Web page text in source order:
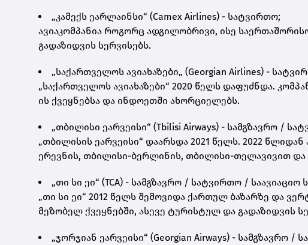
„კამექს ეარლაინსი“ (Camex Airlines) - სატვირთო;
ავიაკომპანია როგორც ადგილობრივი, ისე
გადაზიდვის სერვისებს.
„საქართველოს ავიახაზები„ (Georgian Airlines) -
„საქართველოს ავიახაზები“ 2020 წელს დაფუძნდა.
ის ქვეყნებსა და ინდოეთში ახორციელებს.
„თბილისი ეარვეისი“ (Tbilisi Airways) - სამგზავრო /
„თბილისის ეარვეისი“ დაარსდა 2021 წელს. 2022
ერევნის, თბილისი-ბერლინის, თბილისი-თელავივით
„თი სი ეი“ (TCA) - სამგზავრო / სატვირთო / საავიაციო
„თი სი ეი“ 2012 წელს შემოვიდა ქართულ ბაზარზე და
მეზობელ ქვეყნებში, ასევე ტურისტულ და გადაზიდვის
„ჯორჯიან ეარვეისი“ (Georgian Airways) - სამგზავრო /